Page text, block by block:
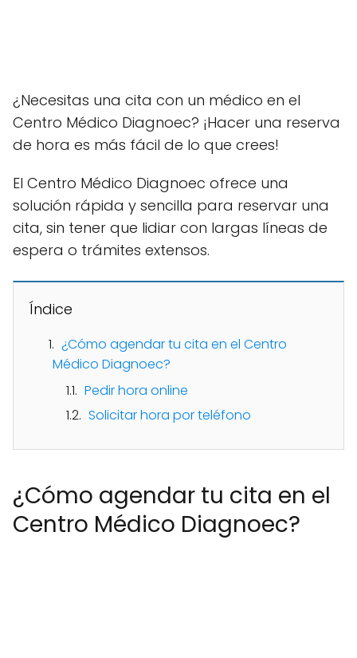
¿Necesitas una cita con un médico en el
Centro Médico Diagnoec? ¡Hacer una reserva
de hora es más fácil de lo que crees!
El Centro Médico Diagnoec ofrece una
solución rápida y sencilla para reservar una
cita, sin tener que lidiar con largas líneas de
espera o trámites extensos.
Índice
¿Cómo agendar tu cita en el Centro
Médico Diagnoec?
Pedir hora online
Solicitar hora por teléfono
¿Cómo agendar tu cita en el
Centro Médico Diagnoec?